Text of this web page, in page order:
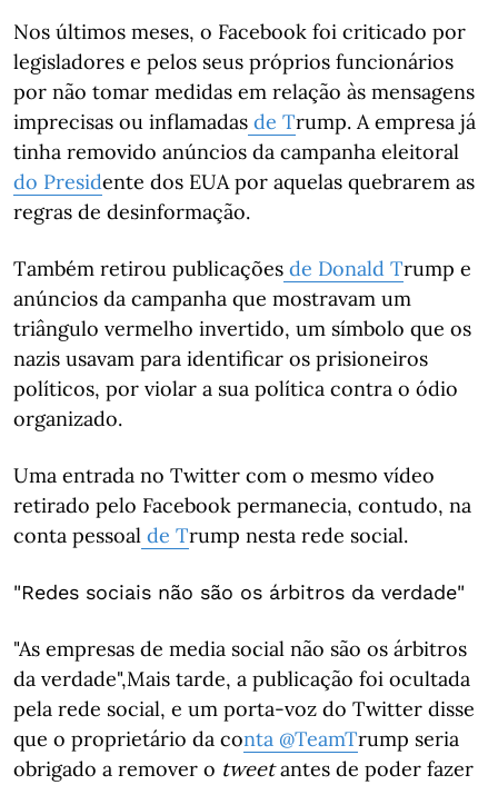
Nos últimos meses, o Facebook foi criticado por
legisladores e pelos seus próprios funcionários
por não tomar medidas em relação às mensagens
imprecisas ou inflamadas de Trump. A empresa já
tinha removido anúncios da campanha eleitoral
do Presidente dos EUA por aquelas quebrarem as
regras de desinformação.
Também retirou publicações de Donald Trump e
anúncios da campanha que mostravam um
triângulo vermelho invertido, um símbolo que os
nazis usavam para identificar os prisioneiros
políticos, por violar a sua política contra o ódio
organizado.
Uma entrada no Twitter com o mesmo vídeo
retirado pelo Facebook permanecia, contudo, na
conta pessoal de Trump nesta rede social.
"Redes sociais não são os árbitros da verdade"
"As empresas de media social não são os árbitros
da verdade",Mais tarde, a publicação foi ocultada
pela rede social, e um porta-voz do Twitter disse
que o proprietário da conta @TeamTrump seria
obrigado a remover o tweetantes de poder fazer